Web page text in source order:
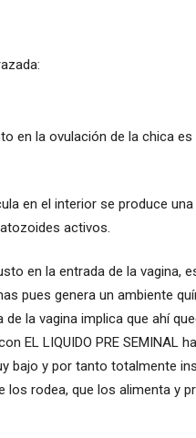
en la ovulación de la chica
en el interior se produce
activos.
en la entrada de la vagina,
pues genera un ambiente
la vagina implica que ahí
EL LIQUIDO PRE SEMINAL
bajo y por tanto totalmente
rodea, que los alimenta y